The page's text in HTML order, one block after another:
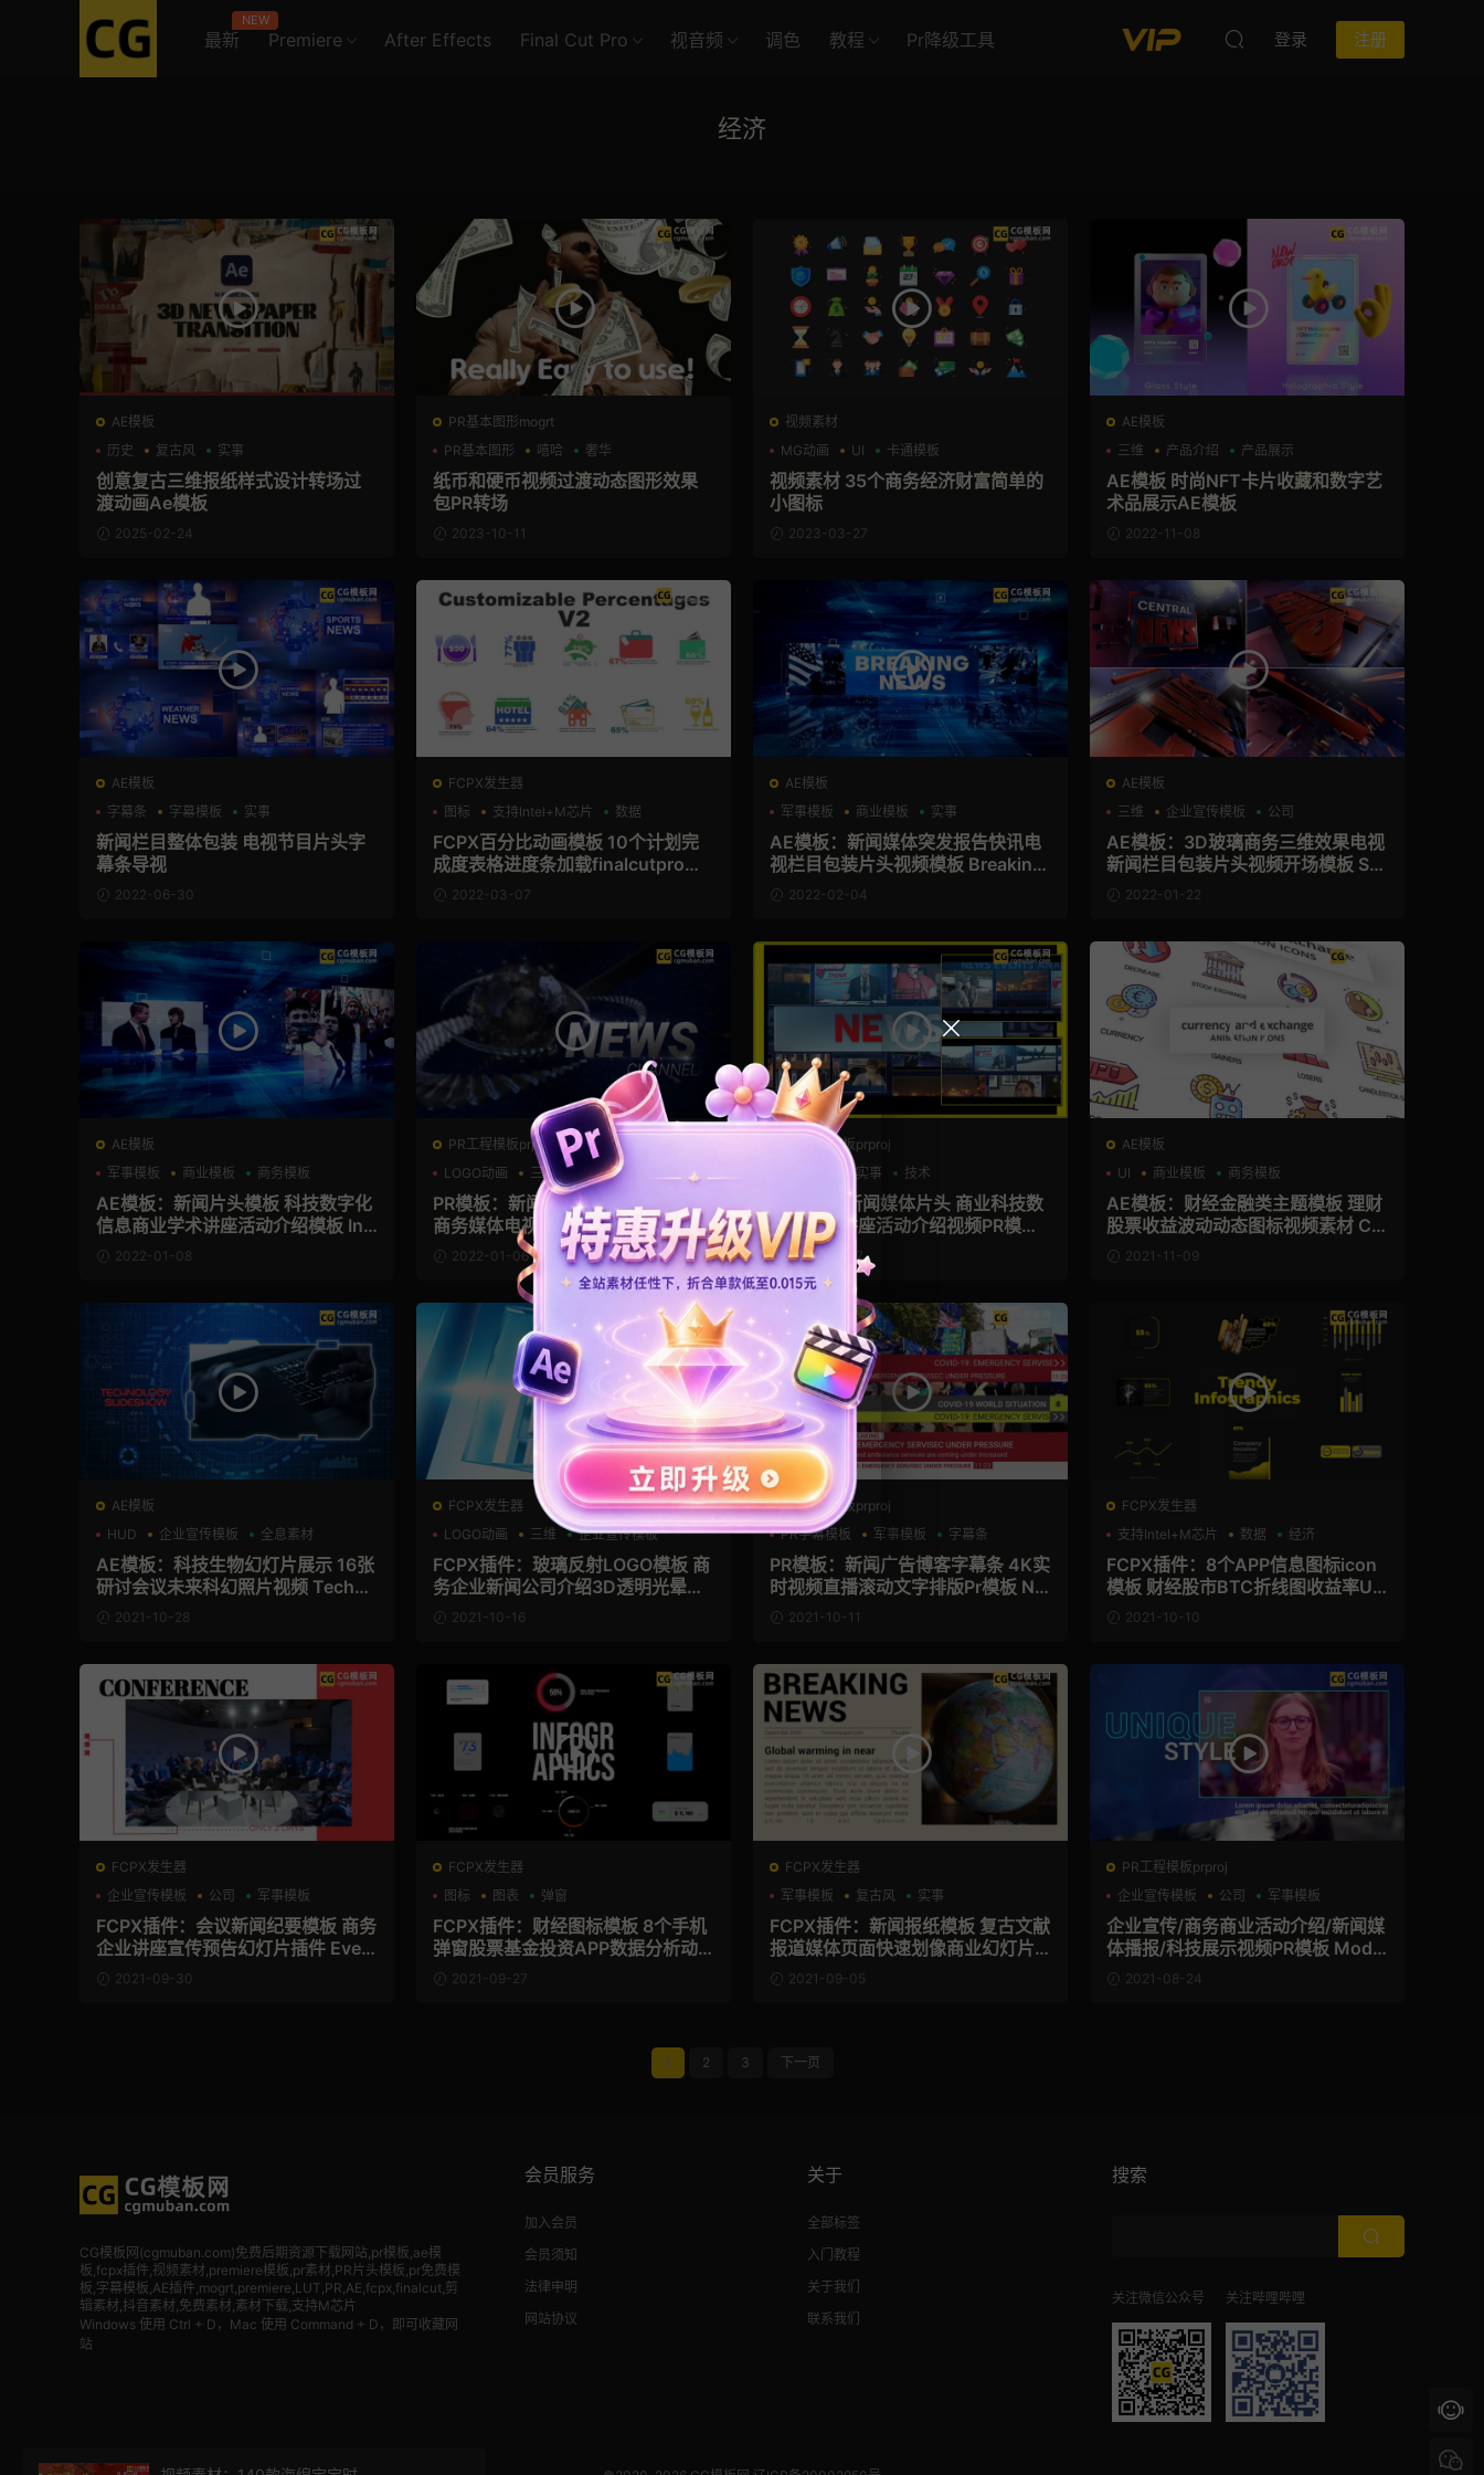
最新
NEW
Premiere After Effects Final Cut Pro 视音频 调色 教程 Pr降级工具 登录 注册
经济
AE模板
历史
复古风 实事
创意复古三维报纸样式设计转场过
渡动画Ae模板
2025-02-24
PR基本图形mogrt
PR基本图形
嘻哈 奢华
纸币和硬币视频过渡动态图形效果
包PR转场
2023-10-11
视频素材
MG动画
UI 卡通模板
视频素材 35个商务经济财富简单的
小图标
2023-03-27
AE模板
三维
产品介绍 产品展示
AE模板 时尚NFT卡片收藏和数字艺
术品展示AE模板
2022-11-08
AE模板
字幕条
字幕模板 实事
新闻栏目整体包装 电视节目片头字
幕条导视
2022-06-30
FCPX发生器
图标
支持Intel+M芯片 数据
FCPX百分比动画模板 10个计划完
成度表格进度条加载finalcutpro插
件 Customizable Percentage Slid
ers V2
2022-03-07
AE模板
军事模板
商业模板 实事
AE模板：新闻媒体突发报告快讯电
视栏目包装片头视频模板 Breaking
News2022-02-04
AE模板
三维
企业宣传模板 公司
AE模板：3D玻璃商务三维效果电视
新闻栏目包装片头视频开场模板 Sh
ort News Opener
2022-01-22
AE模板
军事模板
商业模板 商务模板
AE模板：新闻片头模板 科技数字化
信息商业学术讲座活动介绍模板 Inf
ormation Slideshow
2022-01-08
PR工程模板prproj
LOGO动画
三维 企业宣传模板
PR模板：新闻片头模板 三维3D地球
商务媒体电视节目开场Pr模板 News
Opener
2022-01-06
PR工程模板prproj
实事 技术
PR模板：新闻媒体片头 商业科技数
字化学术讲座活动介绍视频PR模板
News
2021-12-07
AE模板
UI
商业模板 商务模板
AE模板：财经金融类主题模板 理财
股票收益波动动态图标视频素材 Cu
rrency & Exchange - Animation Ic
ons
2021-11-09
AE模板
HUD
企业宣传模板 全息素材
AE模板：科技生物幻灯片展示 16张
研讨会议未来科幻照片视频 Techno
logy Slideshow
2021-10-28
FCPX发生器
LOGO动画
三维 企业宣传模板
FCPX插件：玻璃反射LOGO模板 商
务企业新闻公司介绍3D透明光晕片
头插件 Corporate Chrome Logo
2021-10-16
PR工程模板prproj
PR字幕模板
军事模板 字幕条
PR模板：新闻广告博客字幕条 4K实
时视频直播滚动文字排版Pr模板 Ne
ws Tickers
2021-10-11
FCPX发生器
支持Intel+M芯片
数据 经济
FCPX插件：8个APP信息图标icon
模板 财经股市BTC折线图收益率UI
动画 Trendy Infographics
2021-10-10
FCPX发生器
企业宣传模板
公司 军事模板
FCPX插件：会议新闻纪要模板 商务
企业讲座宣传预告幻灯片插件 Even
t Promo
2021-09-30
FCPX发生器
图标
图表 弹窗
FCPX插件：财经图标模板 8个手机
弹窗股票基金投资APP数据分析动
画信息图表插件 Infographics
2021-09-27
FCPX发生器
军事模板
复古风 实事
FCPX插件：新闻报纸模板 复古文献
报道媒体页面快速划像商业幻灯片
插件 Newspaper Opener
2021-09-05
PR工程模板prproj
企业宣传模板
公司 军事模板
企业宣传/商务商业活动介绍/新闻媒
体播报/科技展示视频PR模板 Mode
rn Corporate Opener
2021-08-24
1 2 3 下一页
CG模板网(cgmuban.com)免费后期资源下载网站,pr模板,ae模
板,fcpx插件,视频素材,premiere模板,pr素材,PR片头模板,pr免费模
板,字幕模板,AE插件,mogrt,premiere,LUT,PR,AE,fcpx,finalcut,剪
辑素材,抖音素材,免费素材,素材下载,支持M芯片
Windows 使用 Ctrl + D，Mac 使用 Command + D，即可收藏网
站
会员服务
加入会员
会员须知
法律申明
网站协议
关于
全部标签
入门教程
关于我们
联系我们
搜索
关注微信公众号 关注哔哩哔哩